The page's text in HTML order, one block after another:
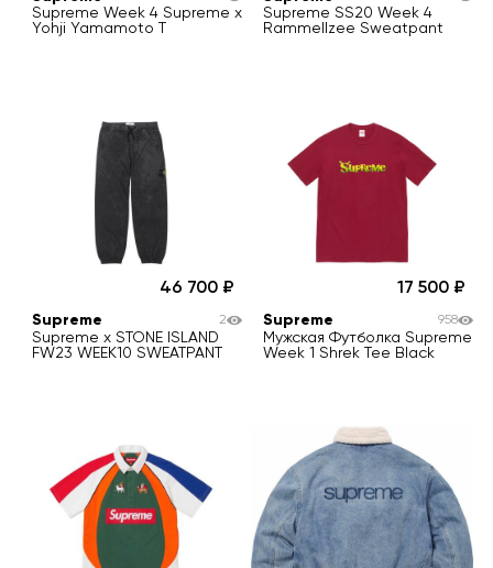
Supreme Week 4 Supreme x
Yohji Yamamoto T
Supreme SS20 Week 4
Rammellzee Sweatpant
46 700
Supreme
Supreme x STONE ISLAND
FW23 WEEK10 SWEATPANT
2
17 500
Supreme
Мужская Футболка Supreme
Week 1 Shrek Tee Black
958